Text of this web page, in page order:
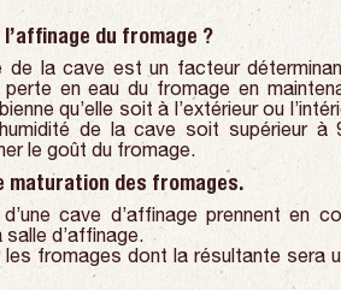
du fromage ?
de la cave est un facteur
en eau du fromage en
qu’elle soit à l’extérieur ou
de la cave soit supérieur à
le goût du fromage.
maturation des fromages.
cave d’affinage prennent en
salle d’affinage.
les fromages dont la résultante sera